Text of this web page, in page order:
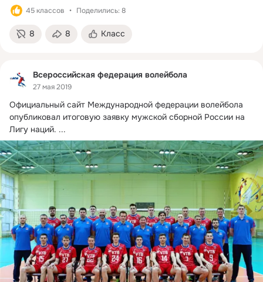
45 классов Поделились: 8
8 8 Класс
Всероссийская федерация волейбола
27 мая 2019
Официальный сайт Международной федерации волейбола
опубликовал итоговую заявку мужской сборной России на
Лигу наций. ...